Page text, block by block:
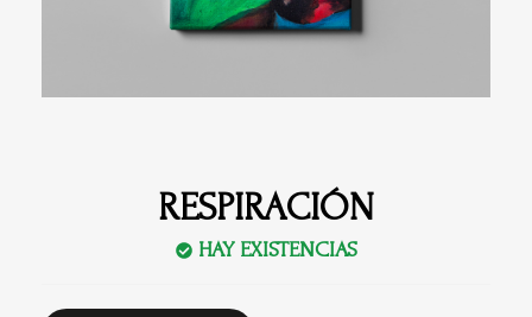
RESPIRACIÓN
HAY EXISTENCIAS